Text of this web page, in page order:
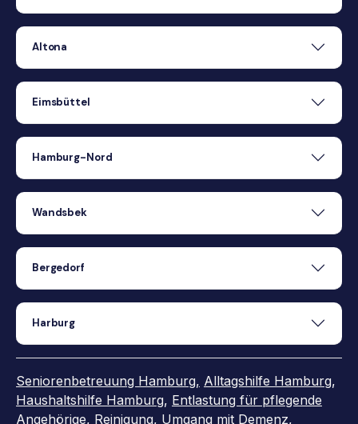
Altona
Eimsbüttel
Hamburg-Nord
Wandsbek
Bergedorf
Harburg
Seniorenbetreuung Hamburg, Alltagshilfe Hamburg,
Haushaltshilfe Hamburg, Entlastung für pflegende
Angehörige, Reinigung, Umgang mit Demenz,